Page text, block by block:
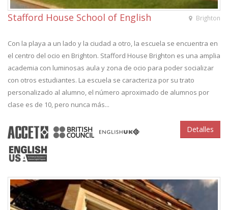
Brighton
Stafford House School of English
Con la playa a un lado y la ciudad a otro, la escuela se encuentra en
el centro del ocio en Brighton. Stafford House Brighton es una amplia
academia con luminosas aula y zona de ocio para poder socializar
con otros estudiantes. La escuela se caracteriza por su trato
personalizado al alumno, el número aproximado de alumnos por
clase es de 10, pero nunca más...
Detalles